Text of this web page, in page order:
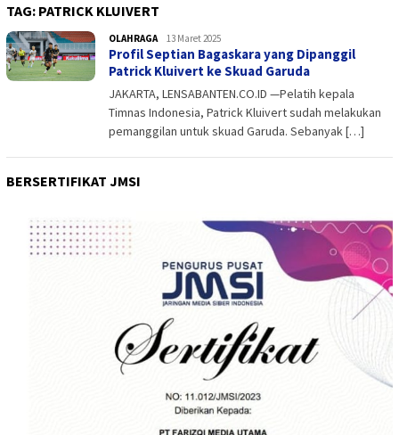
TAG: PATRICK KLUIVERT
OLAHRAGA admin
13 Maret 2025
Profil Septian Bagaskara yang Dipanggil
Patrick Kluivert ke Skuad Garuda
JAKARTA, LENSABANTEN.CO.ID —Pelatih kepala
Timnas Indonesia, Patrick Kluivert sudah melakukan
pemanggilan untuk skuad Garuda. Sebanyak […]
BERSERTIFIKAT JMSI